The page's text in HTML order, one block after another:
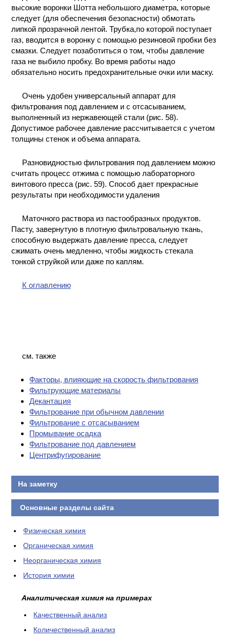
высокие воронки Шотта небольшого диаметра, которые
следует (для обеспечения безопасности) обмотать
липкой прозрачной лентой. Трубка,по которой поступает
газ, вводится в воронку с помощью резиновой пробки без
смазки. Следует позаботиться о том, чтобы давление
газа не выбило пробку. Во время работы надо
обязательно носить предохранительные очки или маску.
Очень удобен универсальный аппарат для
фильтрования под давлением и с отсасыванием,
выполненный из нержавеющей стали (рис. 58).
Допустимое рабочее давление рассчитывается с учетом
толщины стенок и объема аппарата.
Разновидностью фильтрования под давлением можно
считать процесс отжима с помощью лабораторного
винтового пресса (рис. 59). Способ дает прекрасные
результаты при необходимости удаления
Маточного раствора из пастообразных продуктов.
Пасту, завернутую в плотную фильтровальную ткань,
способную выдержать давление пресса, следует
сжимать очень медленно, чтобы жидкость стекала
тонкой струйкой или даже по каплям.
К оглавлению
см. также
Факторы, влияющие на скорость фильтрования
Фильтрующие материалы
Декантация
Фильтрование при обычном давлении
Фильтрование с отсасыванием
Промывание осадка
Фильтрование под давлением
Центрифугирование
На заметку
Основные разделы сайта
Физическая химия
Органическая химия
Неорганическая химия
История химии
Аналитическая химия на примерах
Качественный анализ
Количественный анализ